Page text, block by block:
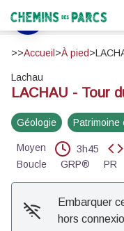
Chemins des Parcs
>>Accueil >À pied>
Lachau
LACHAU - Tour
Géologie Patrimoine
Moyen 3h45
Boucle
GRP® PR
Embarquer
hors